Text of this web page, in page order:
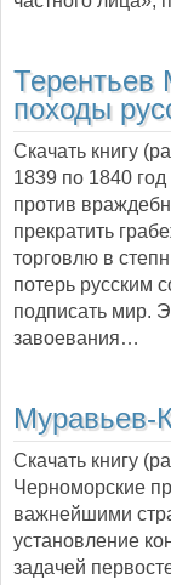
Терентьев
походы
Скачать книгу
1839 по 1840
против
прекратить
торговлю в
потерь русским
подписать мир.
завоевания…
Муравьев-
Скачать книгу
Черноморские
важнейшими
установление
задачей